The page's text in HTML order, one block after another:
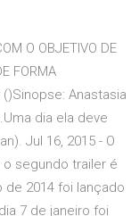
O OBJETIVO DE
FORMA
()Sinopse: Anastasia
dia ela deve
Jul 16, 2015 - O
segundo trailer é
de 2014 foi lançado
7 de janeiro foi